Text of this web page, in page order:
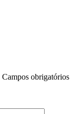
Campos obrigatórios